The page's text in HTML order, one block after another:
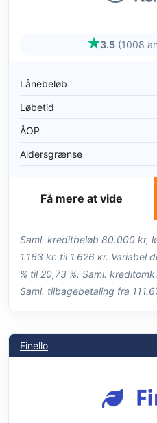
3.5 (1008
Lånebeløb
Løbetid
ÅOP
Aldersgrænse
Få mere at vide
Saml. kreditbeløb 80.000 kr,
1.163 kr. til 1.626 kr. Variabel
% til 20,73 %. Saml.
Saml. tilbagebetaling fra
Finello